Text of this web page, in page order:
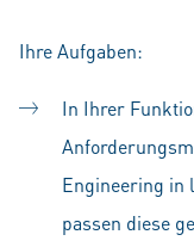
Ihre Aufgaben:
In Ihrer
Engineering in
passen diese